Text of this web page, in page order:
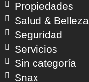
Propiedades
Salud & Belleza
Seguridad
Servicios
Sin categoría
Snax